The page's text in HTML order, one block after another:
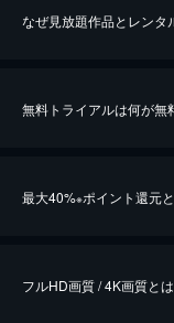
なぜ見放題作品とレンタ
無料トライアルは何が無
最大40%※ポイント還元
フルHD画質 / 4K画質と